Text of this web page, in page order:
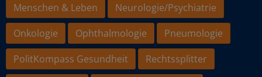
Menschen & Leben
Neurologie/Psychiatrie
Onkologie
Ophthalmologie
Pneumologie
PolitKompass Gesundheit
Rechtssplitter